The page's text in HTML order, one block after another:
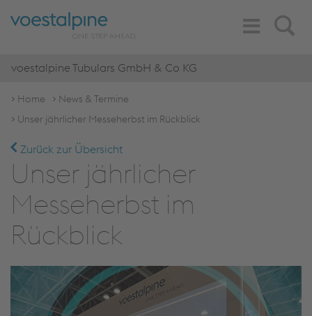
Search
Toggle
Navigation
voestalpine Tubulars GmbH & Co KG
Home
News & Termine
Unser jährlicher Messeherbst im Rückblick
Zurück zur Übersicht
Unser jährlicher
Messeherbst im
Rückblick